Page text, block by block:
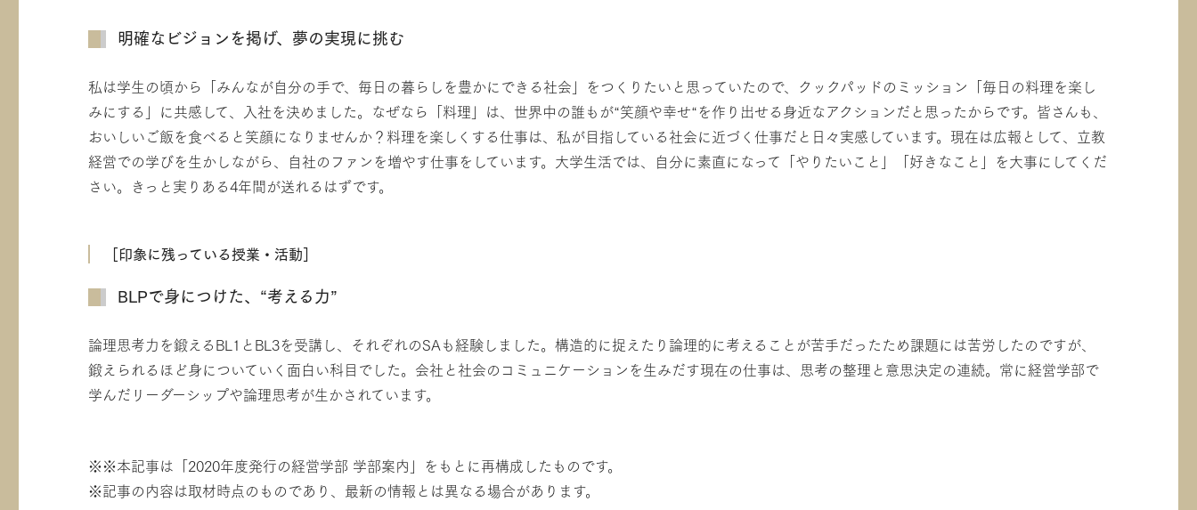
明確なビジョンを掲げ、夢の実現に挑む
私は学生の頃から「みんなが自分の手で、毎日の暮らしを豊かにできる社会」をつくりたいと思っていたので、クックパッドのミッション「毎日の料理を楽し
みにする」に共感して、入社を決めました。なぜなら「料理」は、世界中の誰もが“笑顔や幸せ“を作り出せる身近なアクションだと思ったからです。皆さんも、
おいしいご飯を食べると笑顔になりませんか？料理を楽しくする仕事は、私が目指している社会に近づく仕事だと日々実感しています。現在は広報として、立教
経営での学びを生かしながら、自社のファンを増やす仕事をしています。大学生活では、自分に素直になって「やりたいこと」「好きなこと」を大事にしてくだ
さい。きっと実りある4年間が送れるはずです。
［印象に残っている授業・活動］
BLPで身につけた、“考える力”
論理思考力を鍛えるBL1とBL3を受講し、それぞれのSAも経験しました。構造的に捉えたり論理的に考えることが苦手だったため課題には苦労したのですが、
鍛えられるほど身についていく面白い科目でした。会社と社会のコミュニケーションを生みだす現在の仕事は、思考の整理と意思決定の連続。常に経営学部で
学んだリーダーシップや論理思考が生かされています。
※※本記事は「2020年度発行の経営学部 学部案内」をもとに再構成したものです。
※記事の内容は取材時点のものであり、最新の情報とは異なる場合があります。